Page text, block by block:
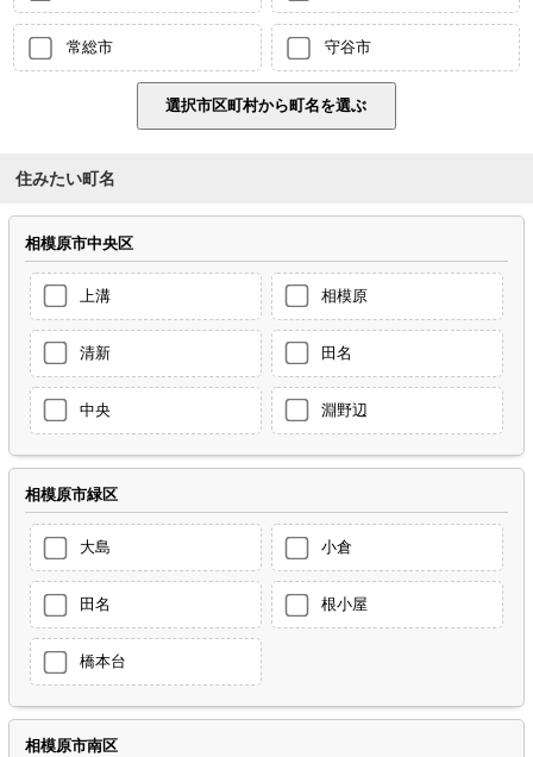
常総市 守谷市
住みたい町名
相模原市中央区
上溝 相模原
清新 田名
中央 淵野辺
相模原市緑区
大島 小倉
田名 根小屋
橋本台
相模原市南区